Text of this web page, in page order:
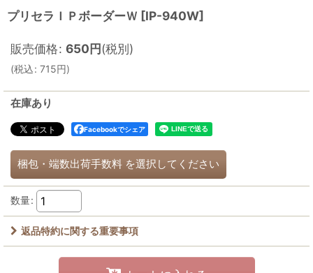
プリセラＩＰボーダーＷ [IP-940W]
販売価格: 650円(税別)
(税込: 715円)
在庫あり
Facebookでシェア
梱包・端数出荷手数料 を選択してください
数量:
返品特約に関する重要事項